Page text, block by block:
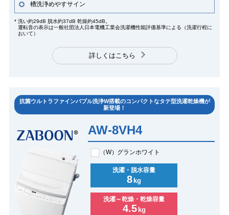
槽洗浄めやすサイン
* 洗い約29dB 脱水約37dB 乾燥約45dB。
運転音の表示は一般社団法人日本電機工業会洗濯機性能評価基準による（洗濯行程に
おいて）
詳しくはこちら
抗菌ウルトラファインバブル洗浄W搭載のコンパクトなタテ型洗濯乾燥機が
新登場！
AW-8VH4
（W）グランホワイト
洗濯・脱水容量
8 kg
洗濯～乾燥・乾燥容量
4.5 kg